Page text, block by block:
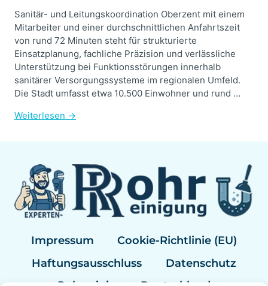
Sanitär- und Leitungskoordination Oberzent mit einem
Mitarbeiter und einer durchschnittlichen Anfahrtszeit
von rund 72 Minuten steht für strukturierte
Einsatzplanung, fachliche Präzision und verlässliche
Unterstützung bei Funktionsstörungen innerhalb
sanitärer Versorgungssysteme im regionalen Umfeld.
Die Stadt umfasst etwa 10.500 Einwohner und rund …
Weiterlesen →
Impressum
Cookie-Richtlinie (EU)
Haftungsausschluss
Datenschutz